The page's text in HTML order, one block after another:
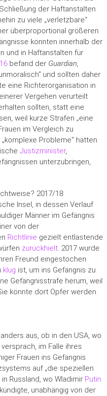
der Haftanstalten
zu viele „verletzbare“
überproportional größeren
könnten innerhalb der
und in Haftanstalten für
befand der Guardian,
und sollten daher
eine Richterorganisation in
Vergehen verurteilt
sollten, statt eine
weil kurze Strafen „eine
im Vergleich zu
Probleme“ hätten.
Justizminister,
unterzubringen,
2017/18
Insel, in dessen Verlauf
Männer im Gefängnis
von der
Richtlinie gezielt entlastende
zurückhielt. 2017 wurde
Freund eingestochen
klug ist, um ins Gefängnis zu
Gefängnisstrafe herum, weil
könnte dort Opfer werden.
aus, ob in den USA, wo
im Falle ihres
Frauen ins Gefängnis
auf „die speziellen
Russland, wo Wladimir Putin
unabhängig von der